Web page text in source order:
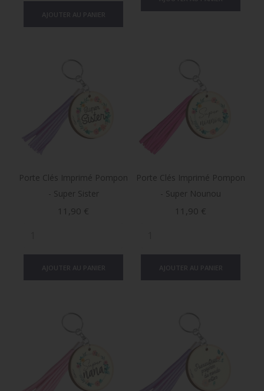
Porte Clés Imprimé Pompon
- Super Sister
Prix
11,90 €
Porte Clés Imprimé Pompon
- Super Nounou
Prix
11,90 €